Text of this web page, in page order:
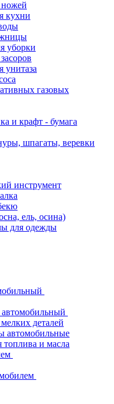
ножей
кухни
уборки
унитаза
газовых
и крафт - бумага
шпагаты, веревки
инструмент
ель, осина)
для одежды
деталей
автомобильные
и масла